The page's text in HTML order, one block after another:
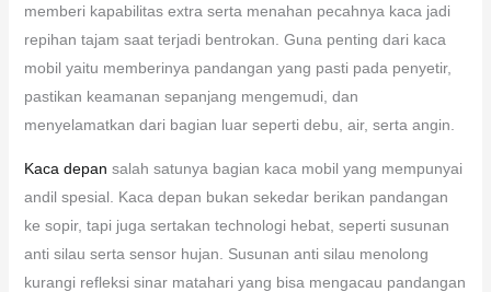
memberi kapabilitas extra serta menahan pecahnya kaca jadi
repihan tajam saat terjadi bentrokan. Guna penting dari kaca
mobil yaitu memberinya pandangan yang pasti pada penyetir,
pastikan keamanan sepanjang mengemudi, dan
menyelamatkan dari bagian luar seperti debu, air, serta angin.
Kaca depan salah satunya bagian kaca mobil yang mempunyai
andil spesial. Kaca depan bukan sekedar berikan pandangan
ke sopir, tapi juga sertakan technologi hebat, seperti susunan
anti silau serta sensor hujan. Susunan anti silau menolong
kurangi refleksi sinar matahari yang bisa mengacau pandangan